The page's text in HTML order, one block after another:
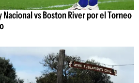
vs Boston River por el Torneo